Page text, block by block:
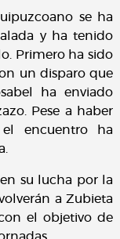
se ha
y ha tenido
Primero ha sido
un disparo que
ha enviado
Pese a haber
encuentro ha
su lucha por la
a Zubieta
el objetivo de